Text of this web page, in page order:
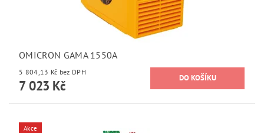
OMICRON GAMA 1550A
5 804,13 Kč bez DPH
7 023 Kč
Akce